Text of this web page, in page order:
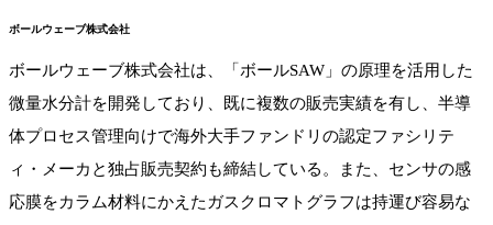
ボールウェーブ株式会社
ボールウェーブ株式会社は、「ボールSAW」の原理を活用した
微量水分計を開発しており、既に複数の販売実績を有し、半導
体プロセス管理向けで海外大手ファンドリの認定ファシリテ
ィ・メーカと独占販売契約も締結している。また、センサの感
応膜をカラム材料にかえたガスクロマトグラフは持運び容易な